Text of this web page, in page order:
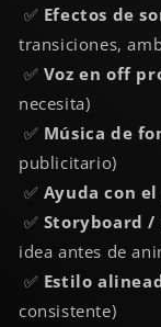
✅ Efectos de
transiciones,
✅ Voz en off
necesita)
✅ Música de
publicitario)
✅ Ayuda con
✅ Storyboard
idea antes de
✅ Estilo
consistente)